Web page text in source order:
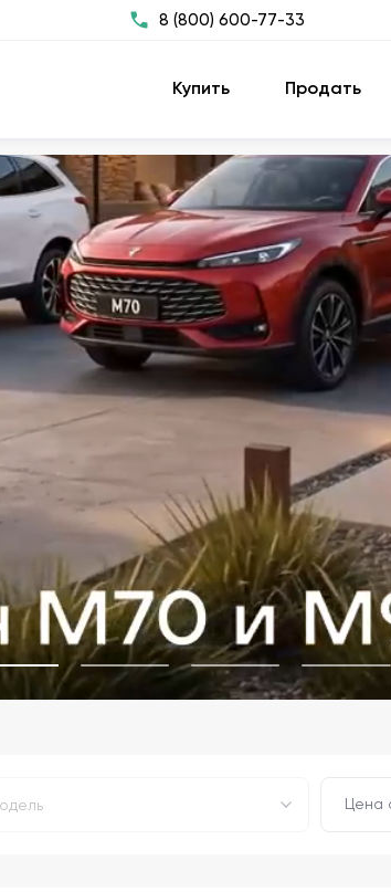
8 (800) 600-77-33
Купить Продать
Цена